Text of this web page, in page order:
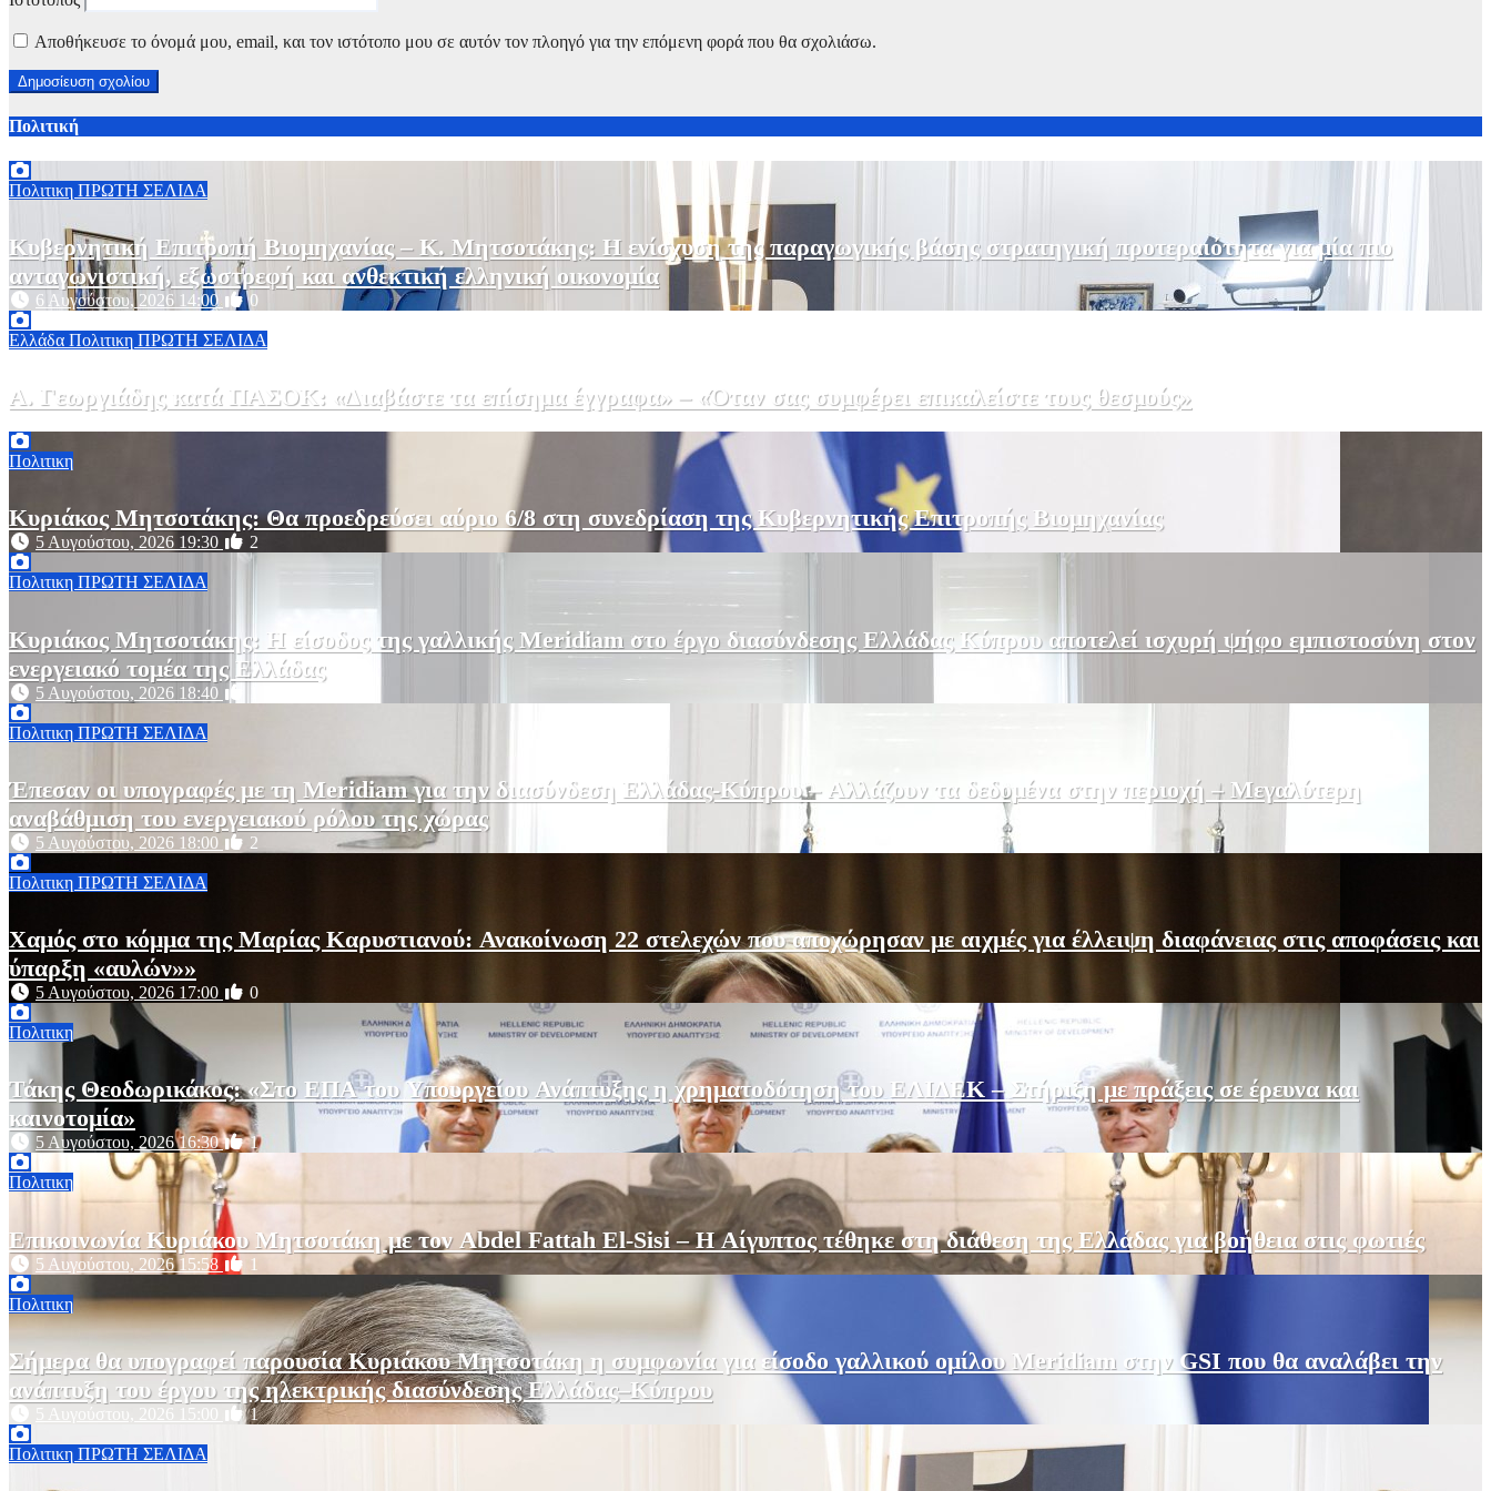
Αποθήκευσε το όνομά μου, email, και τον ιστότοπο μου σε αυτόν τον πλοηγό για την επόμενη φορά που θα σχολιάσω.
Πολιτική
Πολιτικη ΠΡΩΤΗ ΣΕΛΙΔΑ
Κυβερνητική Επιτροπή Βιομηχανίας – Κ. Μητσοτάκης: Η ενίσχυση της παραγωγικής βάσης στρατηγική προτεραιότητα για μία πιο
ανταγωνιστική, εξωστρεφή και ανθεκτική ελληνική οικονομία
6 Αυγούστου, 2026 14:00 0
Ελλάδα Πολιτικη ΠΡΩΤΗ ΣΕΛΙΔΑ
Α. Γεωργιάδης κατά ΠΑΣΟΚ: «Διαβάστε τα επίσημα έγγραφα» – «Όταν σας συμφέρει επικαλείστε τους θεσμούς»
Πολιτικη
Κυριάκος Μητσοτάκης: Θα προεδρεύσει αύριο 6/8 στη συνεδρίαση της Κυβερνητικής Επιτροπής Βιομηχανίας
5 Αυγούστου, 2026 19:30 2
Πολιτικη ΠΡΩΤΗ ΣΕΛΙΔΑ
Κυριάκος Μητσοτάκης: Η είσοδος της γαλλικής Meridiam στο έργο διασύνδεσης Ελλάδας Κύπρου αποτελεί ισχυρή ψήφο εμπιστοσύνη στον
ενεργειακό τομέα της Ελλάδας
5 Αυγούστου, 2026 18:40
Πολιτικη ΠΡΩΤΗ ΣΕΛΙΔΑ
Έπεσαν οι υπογραφές με τη Meridiam για την διασύνδεση Ελλάδας-Κύπρου – Αλλάζουν τα δεδομένα στην περιοχή – Μεγαλύτερη
αναβάθμιση του ενεργειακού ρόλου της χώρας
5 Αυγούστου, 2026 18:00 2
Πολιτικη ΠΡΩΤΗ ΣΕΛΙΔΑ
Χαμός στο κόμμα της Μαρίας Καρυστιανού: Ανακοίνωση 22 στελεχών που αποχώρησαν με αιχμές για έλλειψη διαφάνειας στις αποφάσεις και
ύπαρξη «αυλών»»
5 Αυγούστου, 2026 17:00 0
Πολιτικη
Τάκης Θεοδωρικάκος: «Στο ΕΠΑ του Υπουργείου Ανάπτυξης η χρηματοδότηση του ΕΛΙΔΕΚ – Στήριξη με πράξεις σε έρευνα και
καινοτομία»
5 Αυγούστου, 2026 16:30 1
Πολιτικη
Επικοινωνία Κυριάκου Μητσοτάκη με τον Abdel Fattah El-Sisi – Η Αίγυπτος τέθηκε στη διάθεση της Ελλάδας για βοήθεια στις φωτιές
5 Αυγούστου, 2026 15:58 1
Πολιτικη
Σήμερα θα υπογραφεί παρουσία Κυριάκου Μητσοτάκη η συμφωνία για είσοδο γαλλικού ομίλου Meridiam στην GSI που θα αναλάβει την
ανάπτυξη του έργου της ηλεκτρικής διασύνδεσης Ελλάδας–Κύπρου
5 Αυγούστου, 2026 15:00 1
Πολιτικη ΠΡΩΤΗ ΣΕΛΙΔΑ